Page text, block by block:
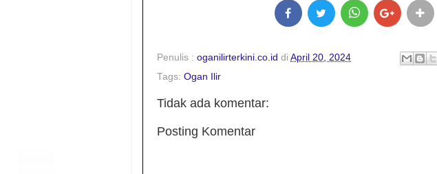
Penulis : oganilirterkini.co.id di April 20, 2024
Tags: Ogan Ilir
Tidak ada komentar:
Posting Komentar